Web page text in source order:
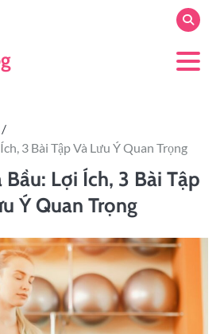
3 Bài Tập Và Lưu Ý Quan Trọng
Bầu: Lợi Ích, 3 Bài Tập
Ý Quan Trọng